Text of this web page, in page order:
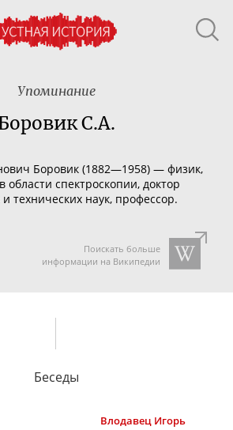
Упоминание
С.А.
Боровик (1882—1958) — физик,
области спектроскопии, доктор
технических наук, профессор.
Поискать больше
информации на Википедии
Беседы
Влодавец Игорь